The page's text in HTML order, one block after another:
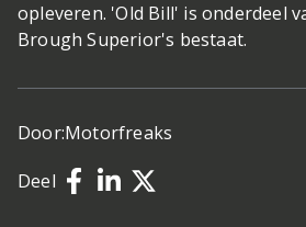
opleveren. 'Old Bill' is onderdeel
Brough Superior's bestaat.
Door:Motorfreaks
Deel